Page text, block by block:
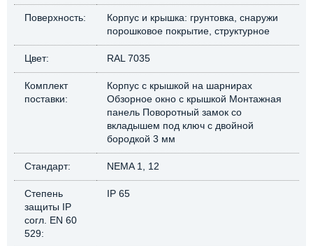
Поверхность:
Корпус и крышка: грунтовка, снаружи
порошковое покрытие, структурное
Цвет: RAL 7035
Комплект
поставки:
Корпус с крышкой на шарнирах
Обзорное окно с крышкой Монтажная
панель Поворотный замок со
вкладышем под ключ с двойной
бородкой 3 мм
Стандарт: NEMA 1, 12
Степень
защиты IP
согл. EN 60
529:
IP 65